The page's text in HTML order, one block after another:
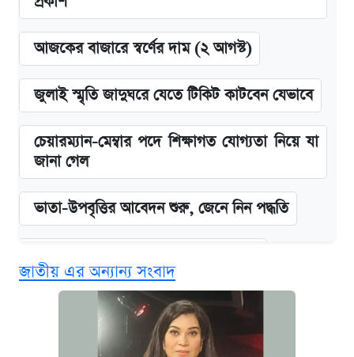
আজকের বাজারে স্বর্ণের দাম (২ আগস্ট)
জুলাই স্মৃতি জাদুঘরে যেতে টিকিট কাটবেন যেভাবে
চেয়ারম্যান-মেম্বার পদে শিক্ষাগত যোগ্যতা নিয়ে যা
জানা গেল
ভাতা-উপবৃত্তির আবেদন শুরু, জেনে নিন পদ্ধতি
‘গুলশানের চামেলি’ তে যৌনকর্মীর দালাল অ্যাডলফ
জাতীয় এর অন্যান্য সংবাদ